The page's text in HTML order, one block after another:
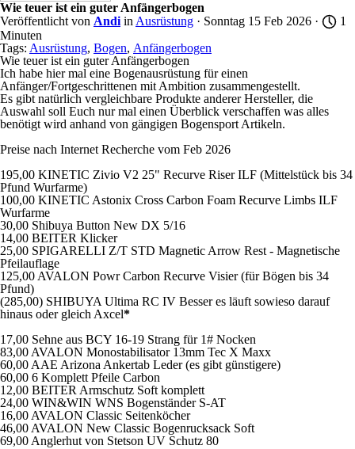
Wie teuer ist ein guter Anfängerbogen
Veröffentlicht von Andi in Ausrüstung · Sonntag 15 Feb 2026 ·
1
Minuten
Tags: Ausrüstung, Bogen, Anfängerbogen
Wie teuer ist ein guter Anfängerbogen
Ich habe hier mal eine Bogenausrüstung für einen
Anfänger/Fortgeschrittenen mit Ambition zusammengestellt.
Es gibt natürlich vergleichbare Produkte anderer Hersteller, die
Auswahl soll Euch nur mal einen Überblick verschaffen was alles
benötigt wird anhand von gängigen Bogensport Artikeln.
Preise nach Internet Recherche vom Feb 2026
195,00 KINETIC Zivio V2 25" Recurve Riser ILF (Mittelstück bis 34
Pfund Wurfarme)
100,00 KINETIC Astonix Cross Carbon Foam Recurve Limbs ILF
Wurfarme
30,00 Shibuya Button New DX 5/16
14,00 BEITER Klicker
25,00 SPIGARELLI Z/T STD Magnetic Arrow Rest - Magnetische
Pfeilauflage
125,00 AVALON Powr Carbon Recurve Visier (für Bögen bis 34
Pfund)
(285,00) SHIBUYA Ultima RC IV Besser es läuft sowieso darauf
hinaus oder gleich Axcel*
17,00 Sehne aus BCY 16-19 Strang für 1# Nocken
83,00 AVALON Monostabilisator 13mm Tec X Maxx
60,00 AAE Arizona Ankertab Leder (es gibt günstigere)
60,00 6 Komplett Pfeile Carbon
12,00 BEITER Armschutz Soft komplett
24,00 WIN&WIN WNS Bogenständer S-AT
16,00 AVALON Classic Seitenköcher
46,00 AVALON New Classic Bogenrucksack Soft
69,00 Anglerhut von Stetson UV Schutz 80